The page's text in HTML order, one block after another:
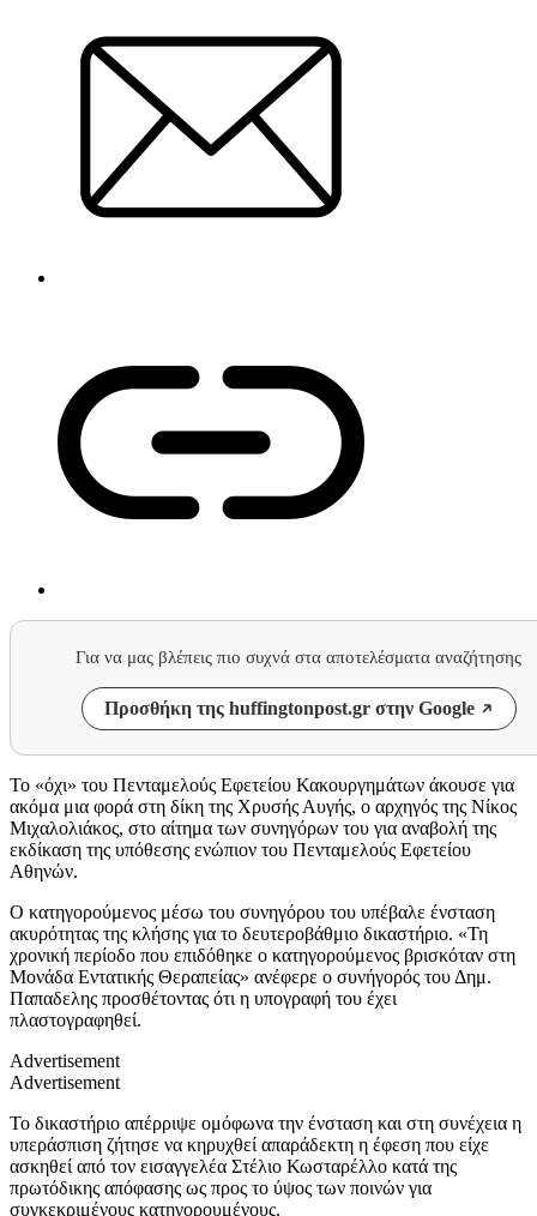
Για να μας βλέπεις πιο συχνά στα αποτελέσματα αναζήτησης
Προσθήκη της huffingtonpost.gr στην Google
Το «όχι» του Πενταμελούς Εφετείου Κακουργημάτων άκουσε για
ακόμα μια φορά στη δίκη της Χρυσής Αυγής, ο αρχηγός της Νίκος
Μιχαλολιάκος, στο αίτημα των συνηγόρων του για αναβολή της
εκδίκαση της υπόθεσης ενώπιον του Πενταμελούς Εφετείου
Αθηνών.
Ο κατηγορούμενος μέσω του συνηγόρου του υπέβαλε ένσταση
ακυρότητας της κλήσης για το δευτεροβάθμιο δικαστήριο. «Τη
χρονική περίοδο που επιδόθηκε ο κατηγορούμενος βρισκόταν στη
Μονάδα Εντατικής Θεραπείας» ανέφερε ο συνήγορός του Δημ.
Παπαδελης προσθέτοντας ότι η υπογραφή του έχει
πλαστογραφηθεί.
Advertisement
Advertisement
Το δικαστήριο απέρριψε ομόφωνα την ένσταση και στη συνέχεια η
υπεράσπιση ζήτησε να κηρυχθεί απαράδεκτη η έφεση που είχε
ασκηθεί από τον εισαγγελέα Στέλιο Κωσταρέλλο κατά της
πρωτόδικης απόφασης ως προς το ύψος των ποινών για
συγκεκριμένους κατηγορουμένους.